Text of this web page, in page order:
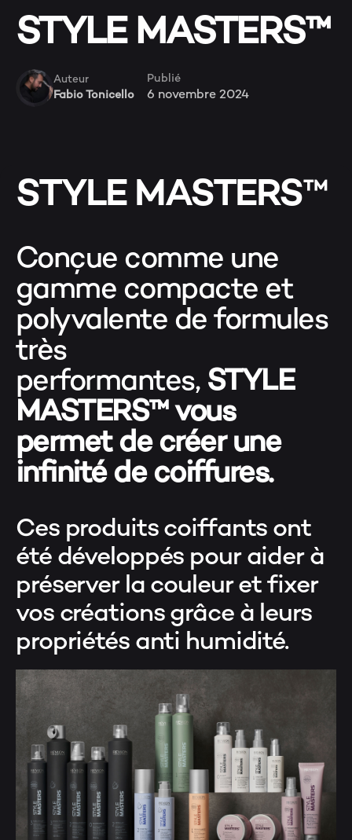
STYLE MASTERS™
Auteur
Fabio Tonicello
Publié
6 novembre 2024
STYLE MASTERS™
Conçue comme une
gamme compacte et
polyvalente de formules
très
performantes, STYLE
MASTERS™ vous
permet de créer une
infinité de coiffures.
Ces produits coiffants ont
été développés pour aider à
préserver la couleur et fixer
vos créations grâce à leurs
propriétés anti humidité.